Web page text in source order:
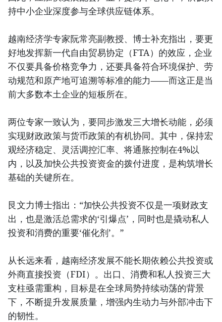
持中小企业深度参与全球供应链体系。
越南经济学专家阮常亮副教授、博士补充指出，要更
好地发挥新一代自由贸易协定（FTA）的效应，企业
不仅要具备价格竞争力，还要具备符合环境保护、劳
动规范和原产地可追溯等标准的能力——而这正是当
前大多数本土企业的短板所在。
两位专家一致认为，要同步激发三大增长动能，必须
实现财政政策与货币政策的有机协同。其中，保持宏
观经济稳定、灵活调控汇率、将通胀控制在4%以
内，以及加快公共投资资金的拨付进度，是构筑增长
基础的关键所在。
艮文力博士指出：“加快公共投资不仅是一项财政支
出，也是激活总需求的‘引爆点’，同时也是撬动私人
投资和消费的重要‘催化剂’。”
从长远来看，越南经济发展不能长期依赖公共投资或
外商直接投资（FDI）。出口、消费和私人投资三大
支柱亟需重构，目标是在全球局势持续动荡的背景
下，不断提升发展质量，增强内生动力与外部冲击下
的韧性。